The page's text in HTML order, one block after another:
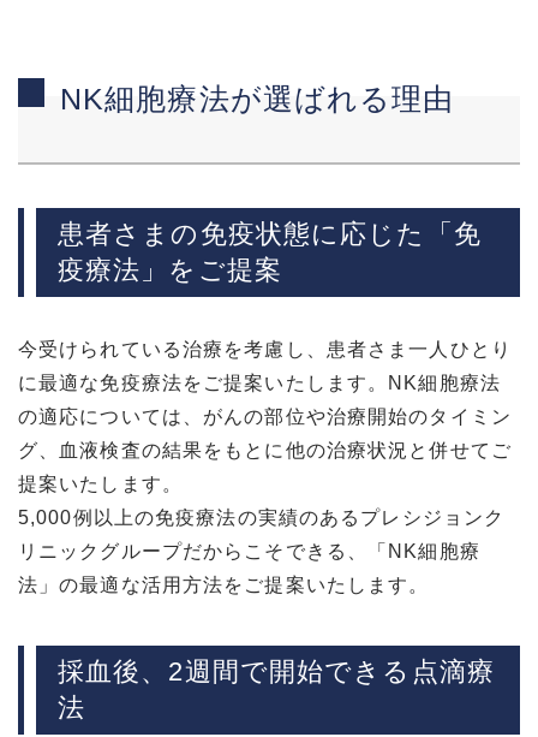
NK細胞療法が選ばれる理由
患者さまの免疫状態に応じた「免
疫療法」をご提案
今受けられている治療を考慮し、患者さま一人ひとり
に最適な免疫療法をご提案いたします。NK細胞療法
の適応については、がんの部位や治療開始のタイミン
グ、血液検査の結果をもとに他の治療状況と併せてご
提案いたします。
5,000例以上の免疫療法の実績のあるプレシジョンク
リニックグループだからこそできる、「NK細胞療
法」の最適な活用方法をご提案いたします。
採血後、2週間で開始できる点滴療
法